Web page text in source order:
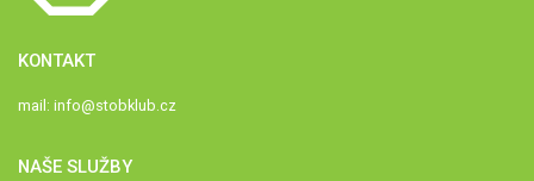
KONTAKT
mail: info@stobklub.cz
NAŠE SLUŽBY